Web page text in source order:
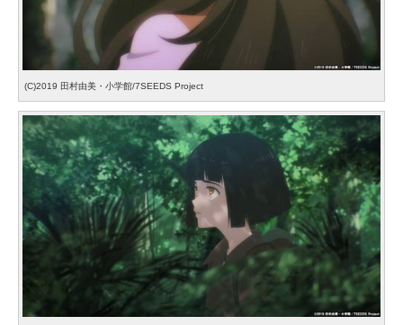
(C)2019 田村由美・小学館/7SEEDS Project